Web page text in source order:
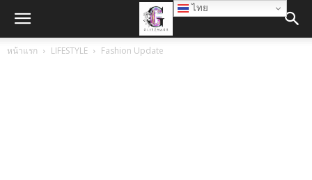
หน้าแรก LIFESTYLE Fashion Update
ไทย